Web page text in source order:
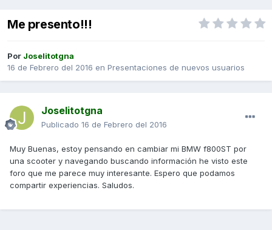
Me presento!!!
Por Joselitotgna
16 de Febrero del 2016 en Presentaciones de nuevos usuarios
Joselitotgna
Publicado 16 de Febrero del 2016
Muy Buenas, estoy pensando en cambiar mi BMW f800ST por
una scooter y navegando buscando información he visto este
foro que me parece muy interesante. Espero que podamos
compartir experiencias. Saludos.